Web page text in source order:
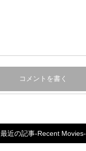
最近の記事-Recent Movies-